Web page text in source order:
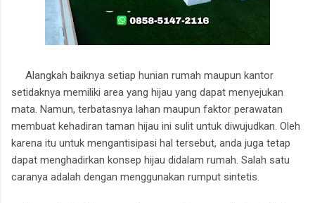
Alangkah baiknya setiap hunian rumah maupun kantor
setidaknya memiliki area yang hijau yang dapat menyejukan
mata. Namun, terbatasnya lahan maupun faktor perawatan
membuat kehadiran taman hijau ini sulit untuk diwujudkan. Oleh
karena itu untuk mengantisipasi hal tersebut, anda juga tetap
dapat menghadirkan konsep hijau didalam rumah. Salah satu
caranya adalah dengan menggunakan rumput sintetis.